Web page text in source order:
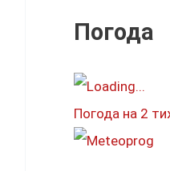
к
т
:
Погода
Погода на 2